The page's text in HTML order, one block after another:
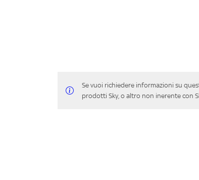
Se vuoi richiedere informazioni su
prodotti Sky, o altro non inerente con